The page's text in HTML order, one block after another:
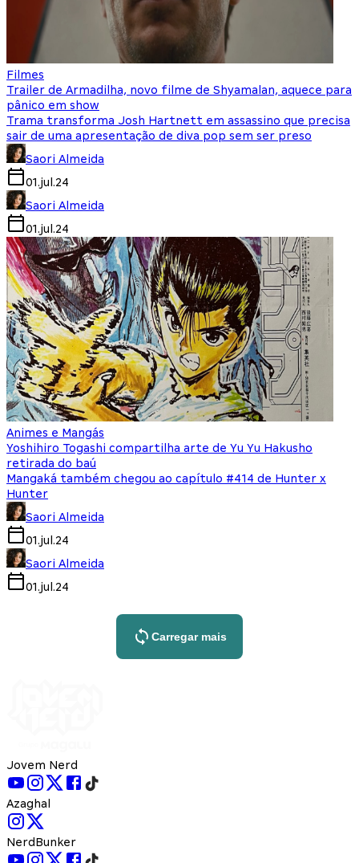
Filmes
Trailer de Armadilha, novo filme de Shyamalan, aquece para
pânico em show
Trama transforma Josh Hartnett em assassino que precisa
sair de uma apresentação de diva pop sem ser preso
Saori Almeida
01.jul.24
Saori Almeida
01.jul.24
Animes e Mangás
Yoshihiro Togashi compartilha arte de Yu Yu Hakusho
retirada do baú
Mangaká também chegou ao capítulo #414 de Hunter x
Hunter
Saori Almeida
01.jul.24
Saori Almeida
01.jul.24
Carregar mais
Jovem Nerd
Azaghal
NerdBunker